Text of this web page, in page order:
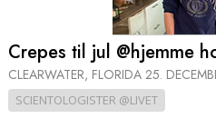
Crepes til jul @hjemme
CLEARWATER, FLORIDA 25.
SCIENTOLOGISTER @LIVET